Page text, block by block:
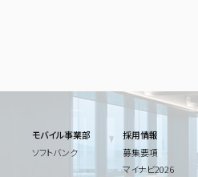
モバイル事業部
ソフトバンク
採用情報
募集要項
マイナビ2026